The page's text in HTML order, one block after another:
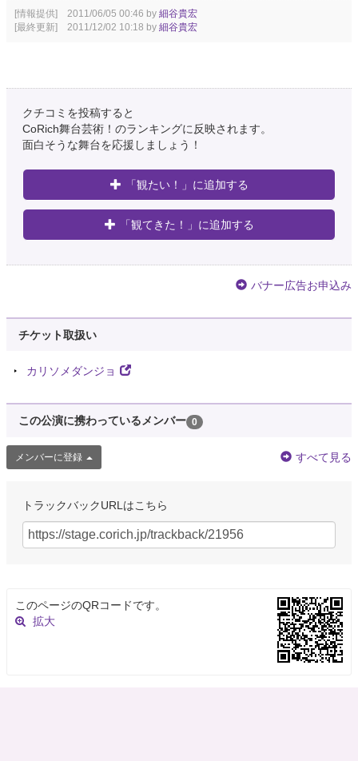
[情報提供] 2011/06/05 00:46 by 細谷貴宏
[最終更新] 2011/12/02 10:18 by 細谷貴宏
クチコミを投稿すると
CoRich舞台芸術！のランキングに反映されます。
面白そうな舞台を応援しましょう！
「観たい！」に追加する
「観てきた！」に追加する
バナー広告お申込み
チケット取扱い
カリソメダンジョ
この公演に携わっているメンバー 0
メンバーに登録 すべて見る
トラックバックURLはこちら
このページのQRコードです。
拡大